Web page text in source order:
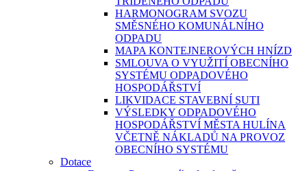
HARMONOGRAM SVOZU
SMĚSNÉHO KOMUNÁLNÍHO
ODPADU
MAPA KONTEJNEROVÝCH HNÍZD
SMLOUVA O VYUŽITÍ OBECNÍHO
SYSTÉMU ODPADOVÉHO
HOSPODÁŘSTVÍ
LIKVIDACE STAVEBNÍ SUTI
VÝSLEDKY ODPADOVÉHO
HOSPODÁŘSTVÍ MĚSTA HULÍNA
VČETNĚ NÁKLADŮ NA PROVOZ
OBECNÍHO SYSTÉMU
Dotace